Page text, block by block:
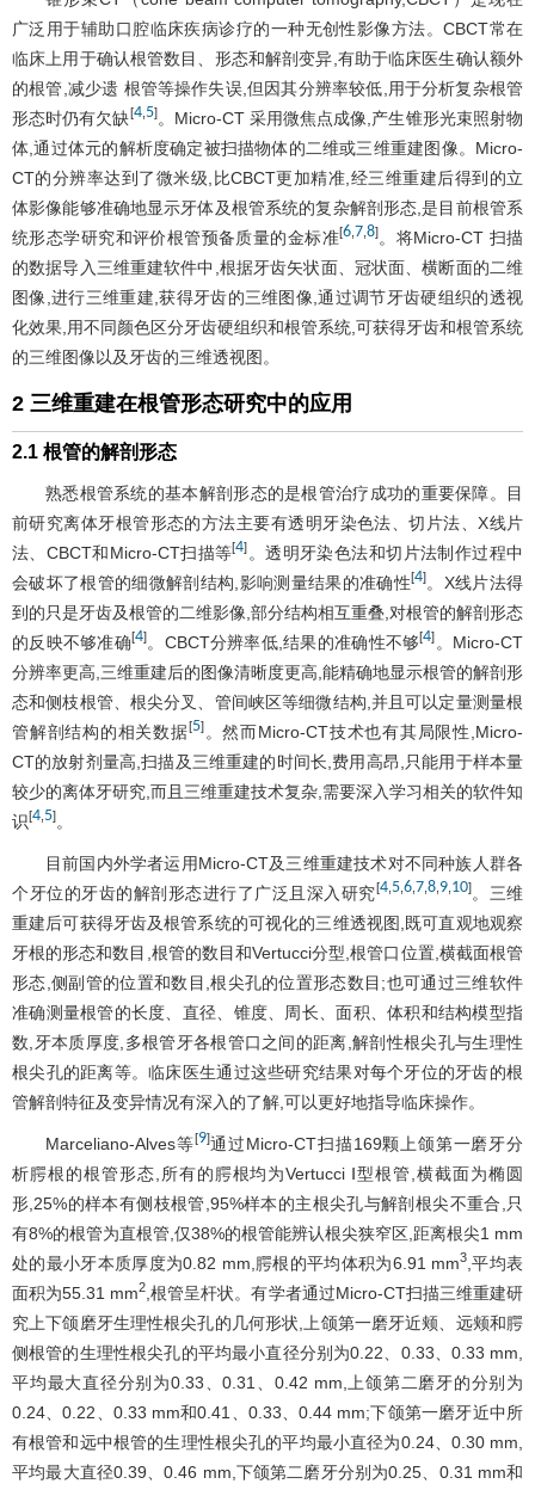
广泛用于辅助口腔临床疾病诊疗的一种无创性影像方法。CBCT常在
临床上用于确认根管数目、形态和解剖变异,有助于临床医生确认额外
的根管,减少遗 根管等操作失误,但因其分辨率较低,用于分析复杂根管
形态时仍有欠缺[4,5]。Micro-CT 采用微焦点成像,产生锥形光束照射物
体,通过体元的解析度确定被扫描物体的二维或三维重建图像。Micro-
CT的分辨率达到了微米级,比CBCT更加精准,经三维重建后得到的立
体影像能够准确地显示牙体及根管系统的复杂解剖形态,是目前根管系
统形态学研究和评价根管预备质量的金标准[6,7,8]。将Micro-CT 扫描
的数据导入三维重建软件中,根据牙齿矢状面、冠状面、横断面的二维
图像,进行三维重建,获得牙齿的三维图像,通过调节牙齿硬组织的透视
化效果,用不同颜色区分牙齿硬组织和根管系统,可获得牙齿和根管系统
的三维图像以及牙齿的三维透视图。
2 三维重建在根管形态研究中的应用
2.1 根管的解剖形态
熟悉根管系统的基本解剖形态的是根管治疗成功的重要保障。目
前研究离体牙根管形态的方法主要有透明牙染色法、切片法、X线片
法、CBCT和Micro-CT扫描等[4] 。透明牙染色法和切片法制作过程中
会破坏了根管的细微解剖结构,影响测量结果的准确性[4] 。X线片法得
到的只是牙齿及根管的二维影像,部分结构相互重叠,对根管的解剖形态
的反映不够准确[4]。CBCT分辨率低,结果的准确性不够[4] 。Micro-CT
分辨率更高,三维重建后的图像清晰度更高,能精确地显示根管的解剖形
态和侧枝根管、根尖分叉、管间峡区等细微结构,并且可以定量测量根
管解剖结构的相关数据[5]。然而Micro-CT技术也有其局限性,Micro-
CT的放射剂量高,扫描及三维重建的时间长,费用高昂,只能用于样本量
较少的离体牙研究,而且三维重建技术复杂,需要深入学习相关的软件知
识[4,5] 。
目前国内外学者运用Micro-CT及三维重建技术对不同种族人群各
个牙位的牙齿的解剖形态进行了广泛且深入研究[4,5,6,7,8,9,10]。三维
重建后可获得牙齿及根管系统的可视化的三维透视图,既可直观地观察
牙根的形态和数目,根管的数目和Vertucci分型,根管口位置,横截面根管
形态,侧副管的位置和数目,根尖孔的位置形态数目;也可通过三维软件
准确测量根管的长度、直径、锥度、周长、面积、体积和结构模型指
数,牙本质厚度,多根管牙各根管口之间的距离,解剖性根尖孔与生理性
根尖孔的距离等。临床医生通过这些研究结果对每个牙位的牙齿的根
管解剖特征及变异情况有深入的了解,可以更好地指导临床操作。
Marceliano-Alves等[9]通过Micro-CT扫描169颗上颌第一磨牙分
析腭根的根管形态,所有的腭根均为Vertucci Ⅰ型根管,横截面为椭圆
形,25%的样本有侧枝根管,95%样本的主根尖孔与解剖根尖不重合,只
有8%的根管为直根管,仅38%的根管能辨认根尖狭窄区,距离根尖1 mm
处的最小牙本质厚度为0.82 mm,腭根的平均体积为6.91 mm3 ,平均表
面积为55.31 mm2 ,根管呈杆状。有学者通过Micro-CT扫描三维重建研
究上下颌磨牙生理性根尖孔的几何形状,上颌第一磨牙近颊、远颊和腭
侧根管的生理性根尖孔的平均最小直径分别为0.22、0.33、0.33 mm,
平均最大直径分别为0.33、0.31、0.42 mm,上颌第二磨牙的分别为
0.24、0.22、0.33 mm和0.41、0.33、0.44 mm;下颌第一磨牙近中所
有根管和远中根管的生理性根尖孔的平均最小直径为0.24、0.30 mm,
平均最大直径0.39、0.46 mm,下颌第二磨牙分别为0.25、0.31 mm和